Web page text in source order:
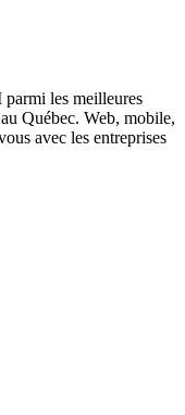
les meilleures
Québec. Web, mobile,
avec les entreprises